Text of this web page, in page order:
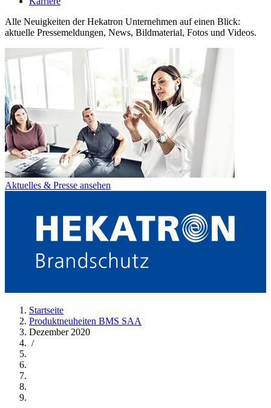
Alle Neuigkeiten der Hekatron Unternehmen auf einen Blick:
aktuelle Pressemeldungen, News, Bildmaterial, Fotos und Videos.
Aktuelles & Presse ansehen
Startseite
Produktneuheiten BMS SAA
Dezember 2020
/